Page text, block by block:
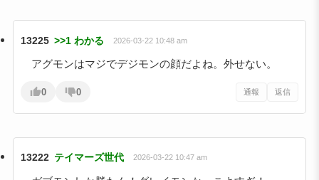
13225 >>1 わかる 2026-03-22 10:48 am
アグモンはマジでデジモンの顔だよね。外せない。
0 0 通報 返信
13222 テイマーズ世代 2026-03-22 10:47 am